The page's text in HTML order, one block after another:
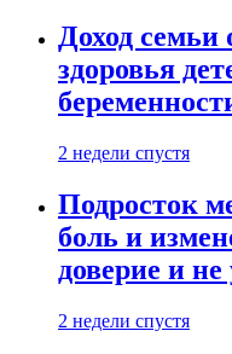
Доход семьи
здоровья
2 недели спустя
Подросток
боль и
доверие и
2 недели спустя